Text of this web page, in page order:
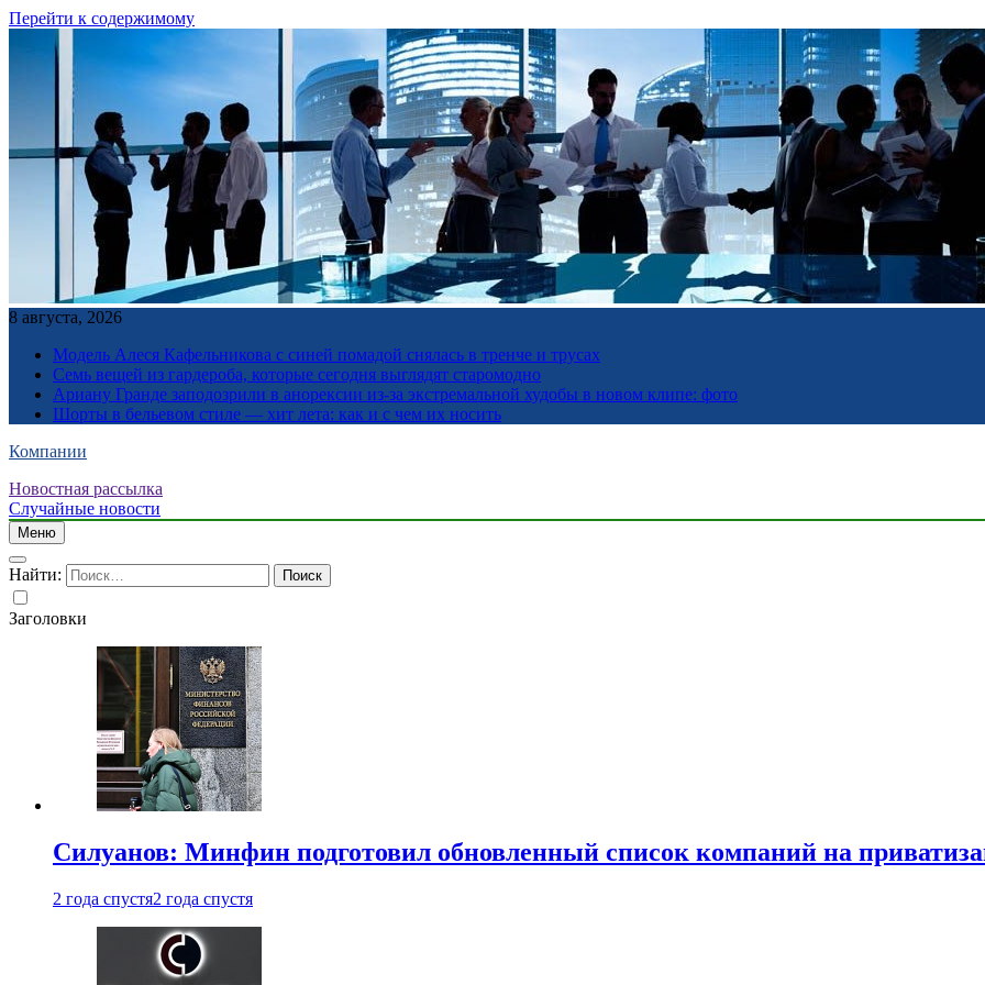
Перейти к содержимому
8 августа, 2026
Модель Алеся Кафельникова с синей помадой снялась в тренче и трусах
Семь вещей из гардероба, которые сегодня выглядят старомодно
Ариану Гранде заподозрили в анорексии из-за экстремальной худобы в новом клипе: фото
Шорты в бельевом стиле — хит лета: как и с чем их носить
Компании
Новостная рассылка
Случайные новости
Меню
Найти:
Заголовки
Силуанов: Минфин подготовил обновленный список компаний на
2 года спустя2 года спустя